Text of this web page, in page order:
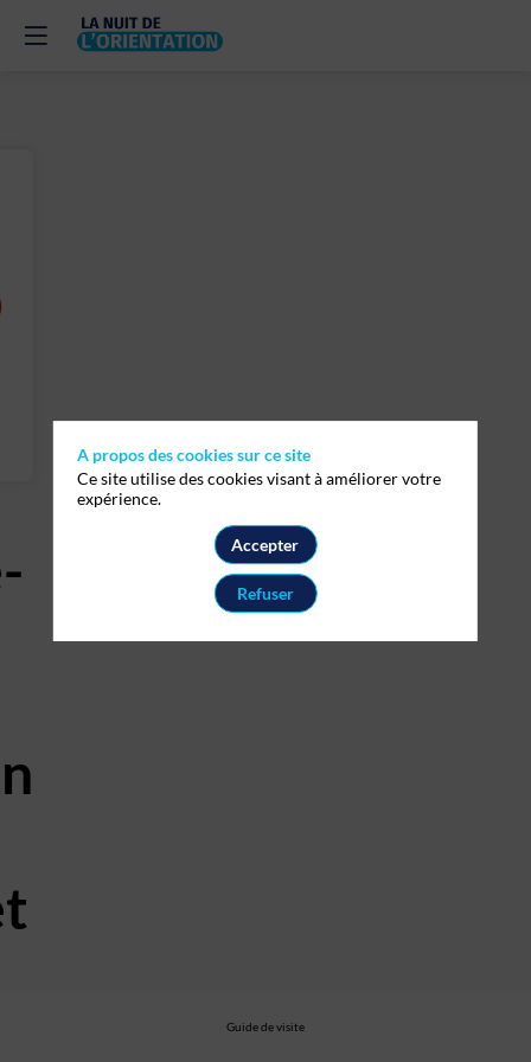
Guide de visite
A propos des cookies sur ce site
Ce site utilise des cookies visant à améliorer votre
expérience.
Accepter
Refuser